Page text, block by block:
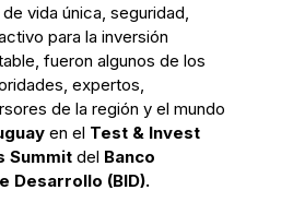
vida única, seguridad,
para la inversión
fueron algunos de los
expertos,
de la región y el mundo
en el Test & Invest
Summit del Banco
Desarrollo (BID).